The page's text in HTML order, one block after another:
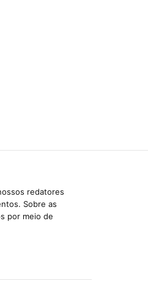
redatores
Sobre as
por meio de